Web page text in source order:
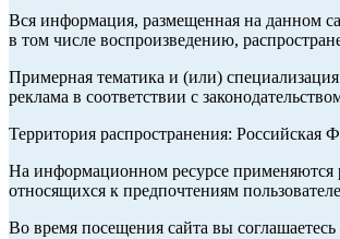
Вся информация, размещенная на данном
в том числе воспроизведению,
Примерная тематика и (или)
реклама в соответствии с
Территория распространения: Российская
На информационном ресурсе применяются
относящихся к предпочтениям
Во время посещения сайта вы